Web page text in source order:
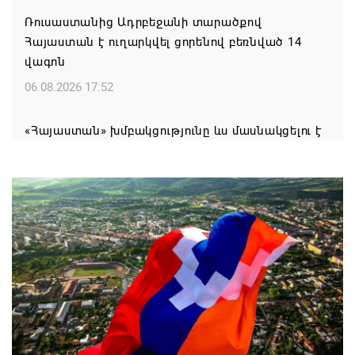
Ռուսաստանից Ադրբեջանի տարածքով
Հայաստան է ուղարկվել ցորենով բեռնված 14
վագոն
06.08.2026 17:52
«Հայաստան» խմբակցությունը ևս մասնակցելու է
Գրիգորյան
06.08.2026 17:04
Քրիստիննե Գրիգորյանը վերանշանակվել է
Արտաքին հետախուզության ծառայության պետի
պաշտոնում
06.08.2026 14:21